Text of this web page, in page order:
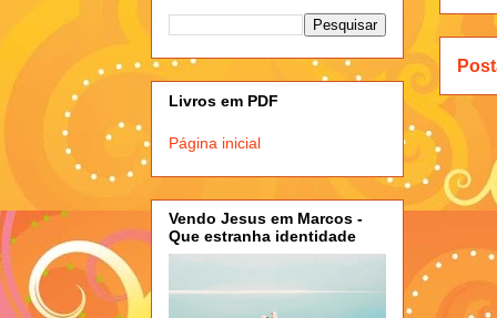
Livros em PDF
Página inicial
Vendo Jesus em Marcos -
Que estranha identidade